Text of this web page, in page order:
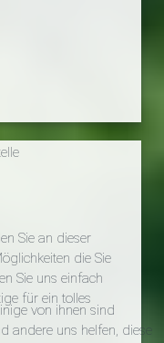
Sie an dieser
die Sie
Sie uns einfach
für ein tolles
von ihnen sind
andere uns helfen, diese